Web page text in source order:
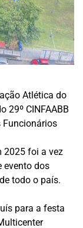
Atlética do
29º CINFAABB
Funcionários
2025 foi a vez
evento dos
todo o país.
para a festa